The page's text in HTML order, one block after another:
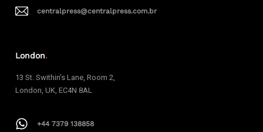
centralpress@centralpress.com.br
London.
13 St. Swithin’s Lane, Room 2,
London, UK, EC4N 8AL
+44 7379 138858